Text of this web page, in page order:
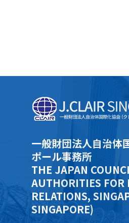
一般財団法人自治
ポール事務所
THE JAPAN
AUTHORITIES FOR
RELATIONS,
SINGAPORE)